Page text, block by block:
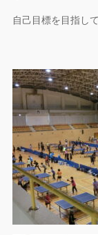
自己目標を目指し